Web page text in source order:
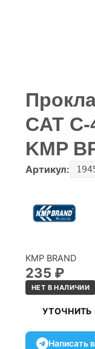
CAT
KMP
Артикул:
KMP BRAND
235 ₽
НЕТ В НАЛИЧИИ
УТОЧНИТЬ
Написать